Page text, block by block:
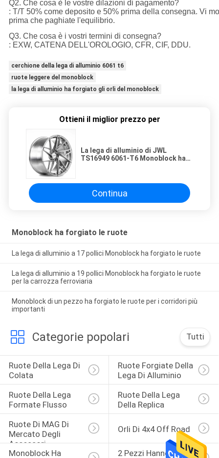
Q2. Che cosa è le vostre dilazioni di pagamento?
: T/T 50% come deposito e 50% prima della consegna. Vi
prima che paghiate l'equilibrio.
Q3. Che cosa è i vostri termini di consegna?
: EXW, CATENA DELL'OROLOGIO, CFR, CIF, DDU.
cerchione della lega di alluminio 6061 t6
ruote leggere del monoblock
la lega di alluminio ha forgiato gli orli del monoblock
Ottieni il miglior prezzo per
La lega di alluminio di JWL
TS16949 6061-T6 Monoblock ha
Continua
Monoblock ha forgiato le ruote
La lega di alluminio a 17 pollici Monoblock ha forgiato le ruote
La lega di alluminio a 19 pollici Monoblock ha forgiato le ruote
per la carrozza ferroviaria
Monoblock di un pezzo ha forgiato le ruote per i corridori più
importanti
Categorie popolari Tutti
Ruote Della Lega Di
Colata
Ruote Forgiate Della
Lega Di Alluminio
Ruote Della Lega
Formate Flusso
Ruote Della Lega
Della Replica
Ruote Di MAG Di
Mercato Degli
Accessori
Orli Di 4x4 Off Road
Monoblock Ha 2 Pezzi Hanno